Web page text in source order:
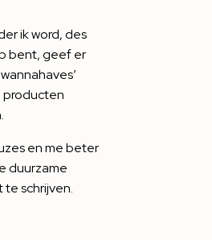
ik word, des
bent, geef er
producten
en me beter
duurzame
te schrijven.